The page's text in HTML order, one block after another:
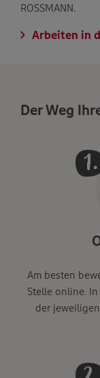
ROSSMANN.
Arbeiten in
Der Weg
Am besten
Stelle online.
der